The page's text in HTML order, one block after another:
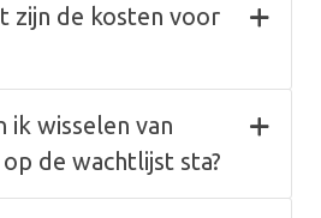
zijn de kosten voor
ik wisselen van
de wachtlijst sta?